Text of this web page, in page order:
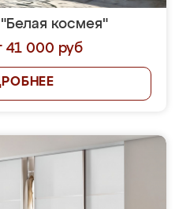
космея"
41 000 руб